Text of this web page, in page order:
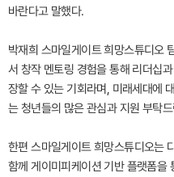
바란다고 말했다.
박재희 스마일게이트 희망스튜디오
서 창작 멘토링 경험을 통해 리더십
장할 수 있는 기회라며, 미래세대에
는 청년들의 많은 관심과 지원 부탁
한편 스마일게이트 희망스튜디오는
함께 게이미피케이션 기반 플랫폼을